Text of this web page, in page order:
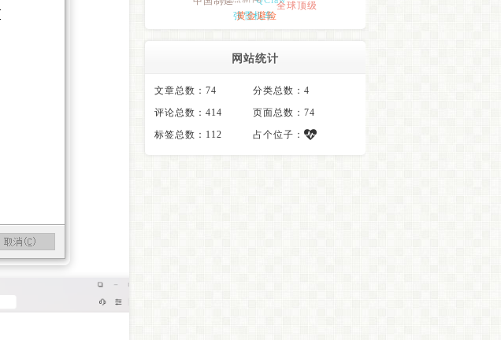
张雪机车
全球顶级
黄金避险
网站统计
文章总数：74
分类总数：4
评论总数：414
页面总数：74
标签总数：112
占个位子：